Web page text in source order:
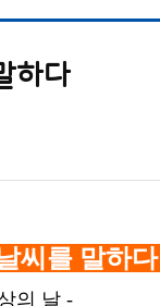
하다
씨를 말하다
의 날 -